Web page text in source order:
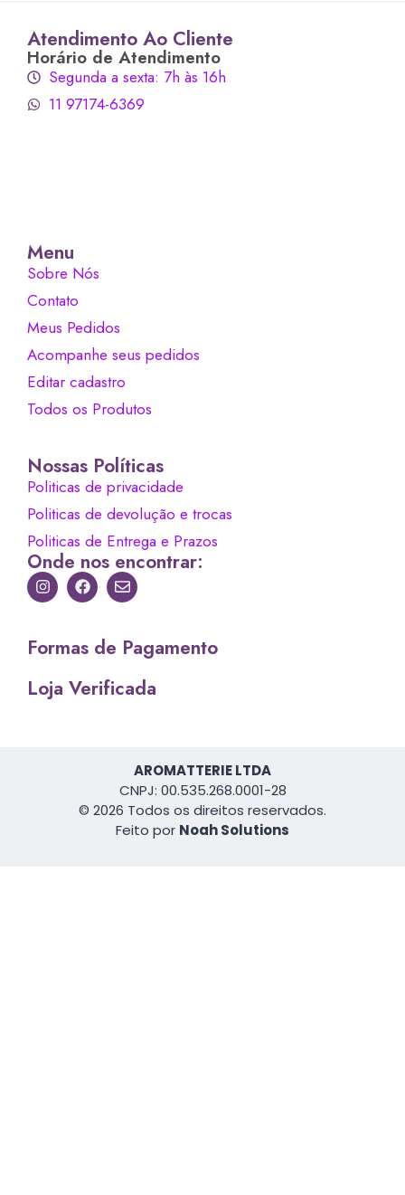
Atendimento Ao Cliente
Horário de Atendimento
Segunda a sexta: 7h às 16h
11 97174-6369
Menu
Sobre Nós
Contato
Meus Pedidos
Acompanhe seus pedidos
Editar cadastro
Todos os Produtos
Nossas Políticas
Politicas de privacidade
Politicas de devolução e trocas
Politicas de Entrega e Prazos
Onde nos encontrar:
Formas de Pagamento
Loja Verificada
AROMATTERIE LTDA
CNPJ: 00.535.268.0001-28
© 2026 Todos os direitos reservados.
Feito por Noah Solutions